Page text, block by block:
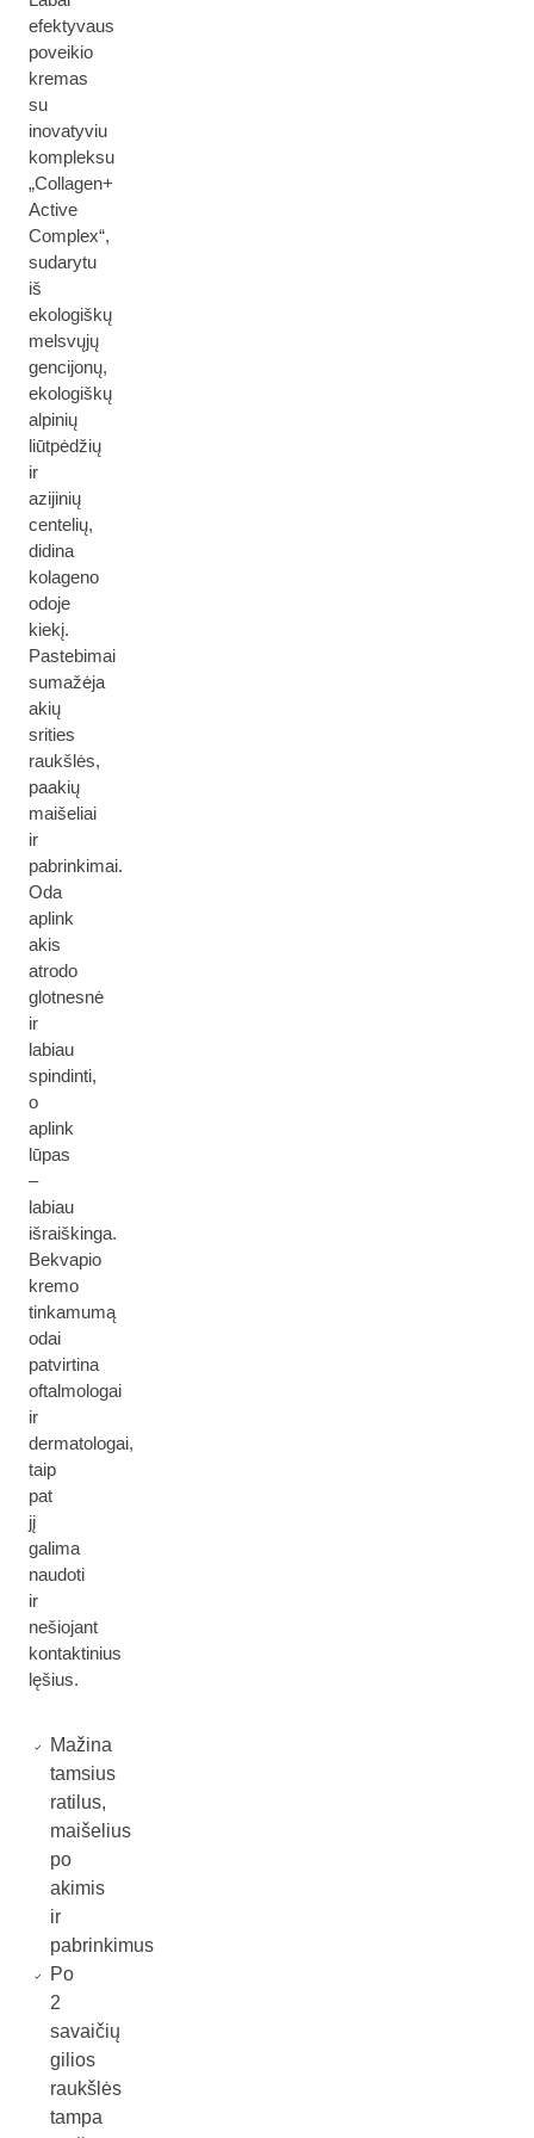
efektyvaus
poveikio
kremas
su
inovatyviu
kompleksu
„Collagen+
Active
Complex“,
sudarytu
iš
ekologiškų
melsvųjų
gencijonų,
ekologiškų
alpinių
liūtpėdžių
ir
azijinių
centelių,
didina
kolageno
odoje
kiekį.
Pastebimai
sumažėja
akių
srities
raukšlės,
paakių
maišeliai
ir
pabrinkimai.
Oda
aplink
akis
atrodo
glotnesnė
ir
labiau
spindinti,
o
aplink
lūpas
–
labiau
išraiškinga.
Bekvapio
kremo
tinkamumą
odai
patvirtina
oftalmologai
ir
dermatologai,
taip
pat
jį
galima
naudoti
ir
nešiojant
kontaktinius
lęšius.
Mažina
tamsius
ratilus,
maišelius
po
akimis
ir
pabrinkimus
Po
2
savaičių
gilios
raukšlės
tampa